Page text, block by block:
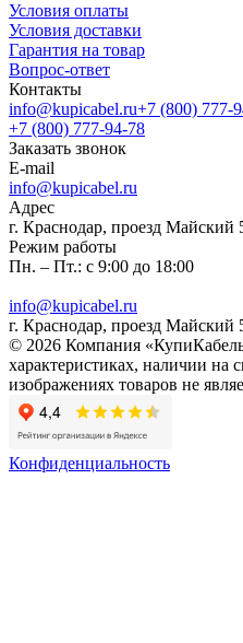
Условия оплаты
Условия доставки
Гарантия на товар
Вопрос-ответ
Контакты
info@kupicabel.ru+7 (800) 777-
+7 (800) 777-94-78
Заказать звонок
E-mail
info@kupicabel.ru
Адрес
г. Краснодар, проезд Майский
Режим работы
Пн. – Пт.: с 9:00 до 18:00
info@kupicabel.ru
г. Краснодар, проезд Майский
© 2026 Компания
характеристиках, наличии на
изображениях товаров не
Конфиденциальность